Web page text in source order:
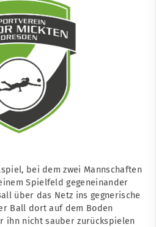
bei dem zwei Mannschaften
Spielfeld gegeneinander
über das Netz ins gegnerische
Ball dort auf dem Boden
ihn nicht sauber zurückspielen